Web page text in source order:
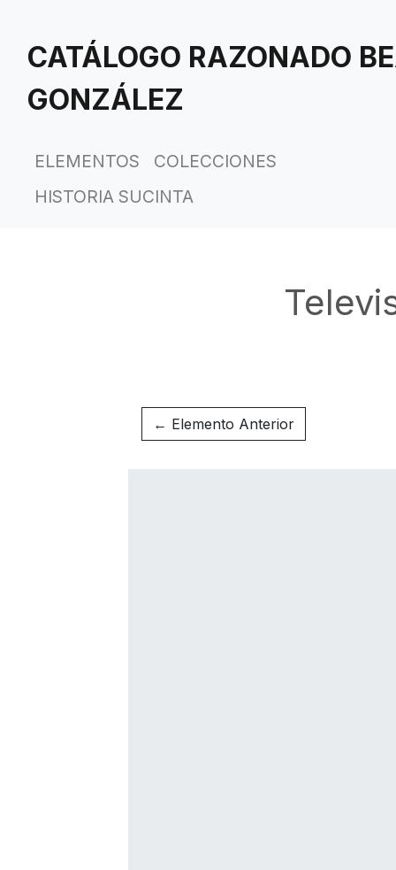
contenido
CATÁLOGO RAZONADO
GONZÁLEZ
ELEMENTOS
COLECCIONES
HISTORIA SUCINTA
← Elemento Anterior